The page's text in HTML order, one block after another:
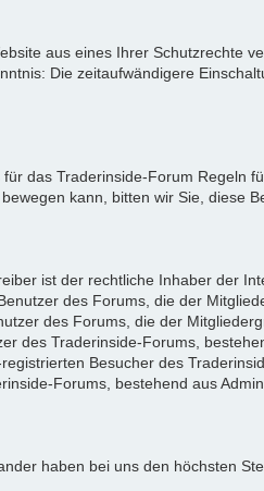
aus eines Ihrer Schutzrechte
Die zeitaufwändigere
das Traderinside-Forum Regeln
kann, bitten wir Sie, diese
ist der rechtliche Inhaber der
des Forums, die der
des Forums, die der
des Traderinside-Forums,
Besucher des
Forums, bestehend aus
haben bei uns den höchsten